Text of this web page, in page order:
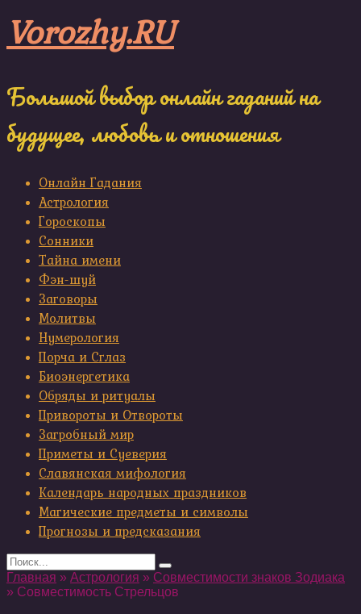
to
content
Vorozhy.RU
Большой выбор онлайн гаданий на
будущее, любовь и отношения
Онлайн Гадания
Астрология
Гороскопы
Сонники
Тайна имени
Фэн-шуй
Заговоры
Молитвы
Нумерология
Порча и Сглаз
Биоэнергетика
Обряды и ритуалы
Привороты и Отвороты
Загробный мир
Приметы и Суеверия
Славянская мифология
Календарь народных праздников
Магические предметы и символы
Прогнозы и предсказания
Search
for:
Главная » Астрология » Совместимости знаков Зодиака
» Совместимость Стрельцов